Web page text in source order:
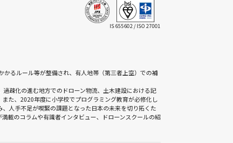
IS 655602 / ISO 27001
るルール等が整備され、有人地帯（第三者上空）での補
疎化の進む地方でのドローン物流、土木建設における記
た、2020年度に小学校でプログラミング教育が必修化し
人手不足が喫緊の課題となった日本の未来を切り拓くた
載のコラムや有識者インタビュー、ドローンスクールの紹